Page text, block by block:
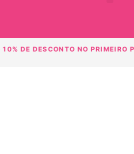
DE DESCONTO NO PRIMEIRO